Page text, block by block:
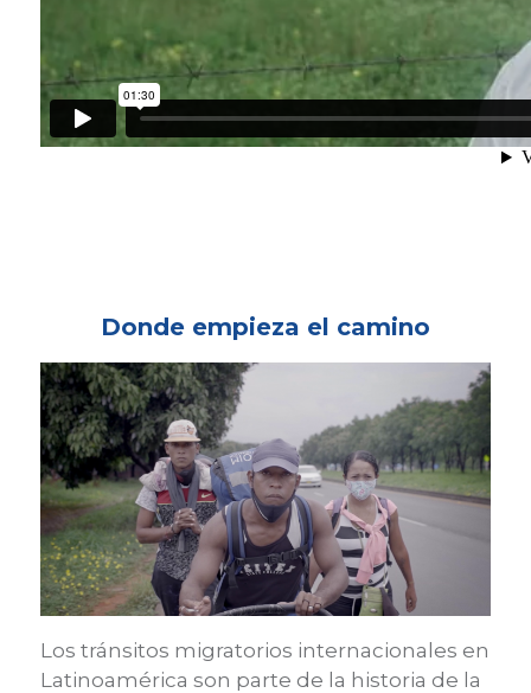
Donde empieza el camino
Los tránsitos migratorios internacionales en
Latinoamérica son parte de la historia de la